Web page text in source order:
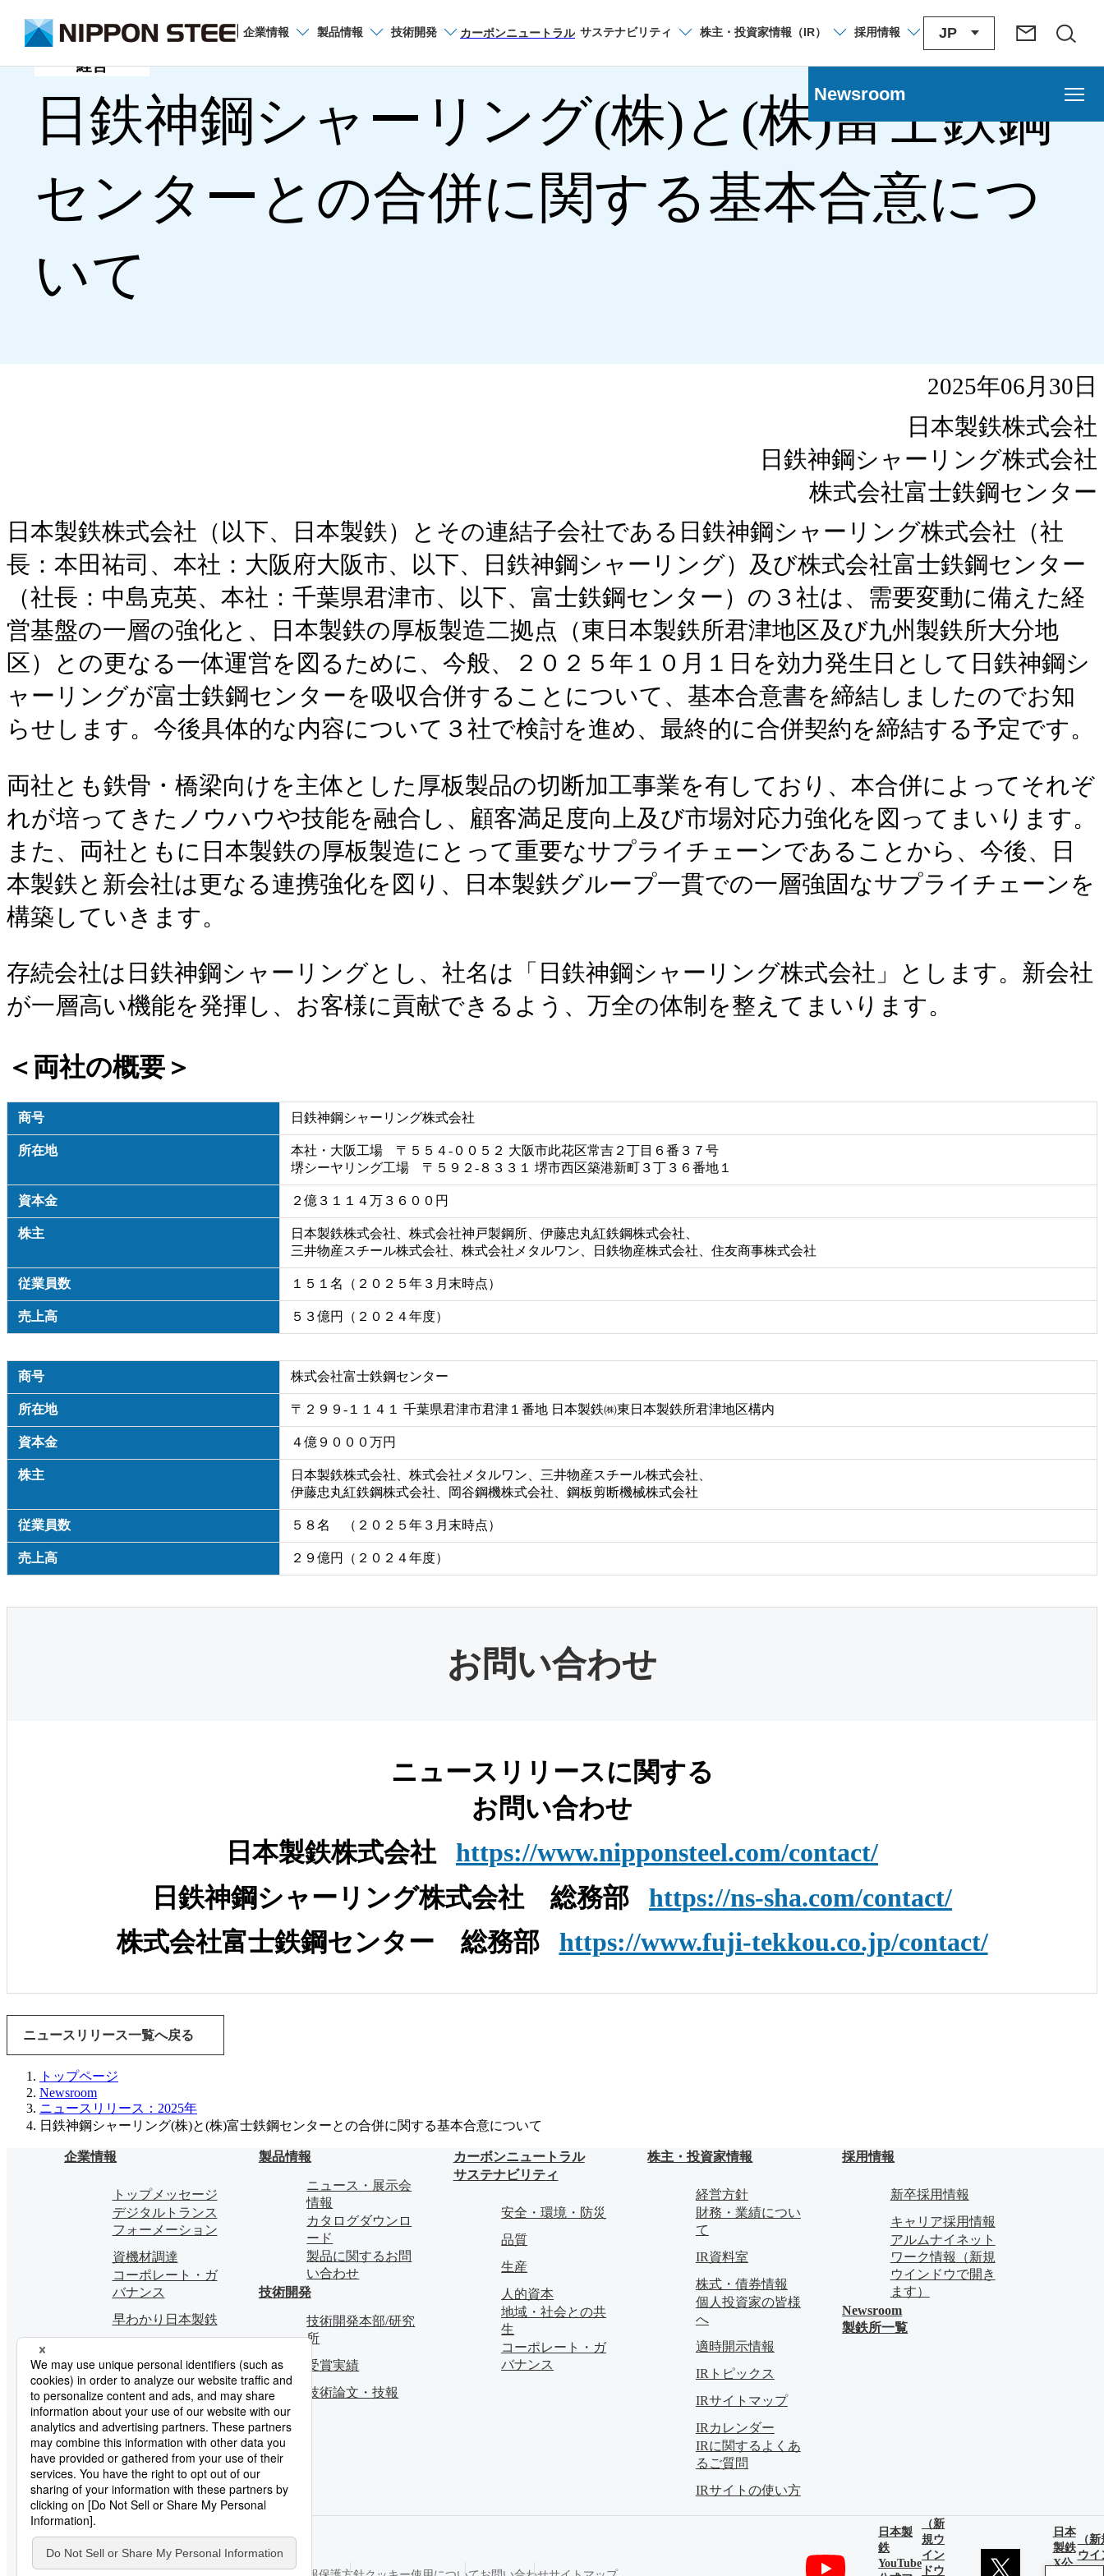
企業情報 製品情報 技術開発 カーボンニュートラル サステナビリティ 株主・投資家情報 （IR） 採用情報 JP
サイト内検索
経営
日鉄神鋼シャーリング(株)と(株)富士鉄鋼
センターとの合併に関する基本合意につ
いて
2025年06月30日
日本製鉄株式会社
日鉄神鋼シャーリング株式会社
株式会社富士鉄鋼センター
日本製鉄株式会社（以下、日本製鉄）とその連結子会社である日鉄神鋼シャーリング株式会社（社
長：本田祐司、本社：大阪府大阪市、以下、日鉄神鋼シャーリング）及び株式会社富士鉄鋼センター
（社長：中島克英、本社：千葉県君津市、以下、富士鉄鋼センター）の３社は、需要変動に備えた経
営基盤の一層の強化と、日本製鉄の厚板製造二拠点（東日本製鉄所君津地区及び九州製鉄所大分地
区）との更なる一体運営を図るために、今般、２０２５年１０月１日を効力発生日として日鉄神鋼シ
ャーリングが富士鉄鋼センターを吸収合併することについて、基本合意書を締結しましたのでお知
らせします。今後具体的な内容について３社で検討を進め、最終的に合併契約を締結する予定です。
両社とも鉄骨・橋梁向けを主体とした厚板製品の切断加工事業を有しており、本合併によってそれぞ
れが培ってきたノウハウや技能を融合し、顧客満足度向上及び市場対応力強化を図ってまいります。
また、両社ともに日本製鉄の厚板製造にとって重要なサプライチェーンであることから、今後、日
本製鉄と新会社は更なる連携強化を図り、日本製鉄グループ一貫での一層強固なサプライチェーンを
構築していきます。
存続会社は日鉄神鋼シャーリングとし、社名は「日鉄神鋼シャーリング株式会社」とします。新会社
が一層高い機能を発揮し、お客様に貢献できるよう、万全の体制を整えてまいります。
＜両社の概要＞
商号 日鉄神鋼シャーリング株式会社
所在地
本社・大阪工場 〒５５４-００５２ 大阪市此花区常吉２丁目６番３７号
堺シーヤリング工場 〒５９２-８３３１ 堺市西区築港新町３丁３６番地１
資本金 ２億３１１４万３６００円
株主
日本製鉄株式会社、株式会社神戸製鋼所、伊藤忠丸紅鉄鋼株式会社、
三井物産スチール株式会社、株式会社メタルワン、日鉄物産株式会社、住友商事株式会社
従業員数 １５１名（２０２５年３月末時点）
売上高 ５３億円（２０２４年度）
商号 株式会社富士鉄鋼センター
所在地 〒２９９-１１４１ 千葉県君津市君津１番地 日本製鉄㈱東日本製鉄所君津地区構内
資本金 ４億９０００万円
株主
日本製鉄株式会社、株式会社メタルワン、三井物産スチール株式会社、
伊藤忠丸紅鉄鋼株式会社、岡谷鋼機株式会社、鋼板剪断機械株式会社
従業員数 ５８名 （２０２５年３月末時点）
売上高 ２９億円（２０２４年度）
お問い合わせ
ニュースリリースに関する
お問い合わせ
日本製鉄株式会社
https://www.nipponsteel.com/contact/
日鉄神鋼シャーリング株式会社 総務部
https://ns-sha.com/contact/
株式会社富士鉄鋼センター 総務部
https://www.fuji-tekkou.co.jp/contact/
ニュースリリース一覧へ戻る
Newsroom
トップページ
Newsroom
ニュースリリース：2025年
日鉄神鋼シャーリング(株)と(株)富士鉄鋼センターとの合併に関する基本合意について
企業情報
トップメッセージ
デジタルトランス
フォーメーション
資機材調達
コーポレート・ガ
バナンス
早わかり日本製鉄
製品情報
ニュース・展示会
情報
カタログダウンロ
ード
製品に関するお問
い合わせ
技術開発
技術開発本部/研究
所
受賞実績
技術論文・技報
カーボンニュートラル
サステナビリティ
安全・環境・防災
品質
生産
人的資本
地域・社会との共
生
コーポレート・ガ
バナンス
株主・投資家情報
経営方針
財務・業績につい
て
IR資料室
株式・債券情報
個人投資家の皆様
へ
適時開示情報
IRトピックス
IRサイトマップ
IRカレンダー
IRに関するよくあ
るご質問
IRサイトの使い方
採用情報
新卒採用情報
キャリア採用情報
アルムナイネット
ワーク情報 （新規
ウインドウで開き
ます）
Newsroom
製鉄所一覧
日本製
鉄
YouTube
（新
規ウ
イン
ドウ
日本
製鉄
X公
（
ウイ